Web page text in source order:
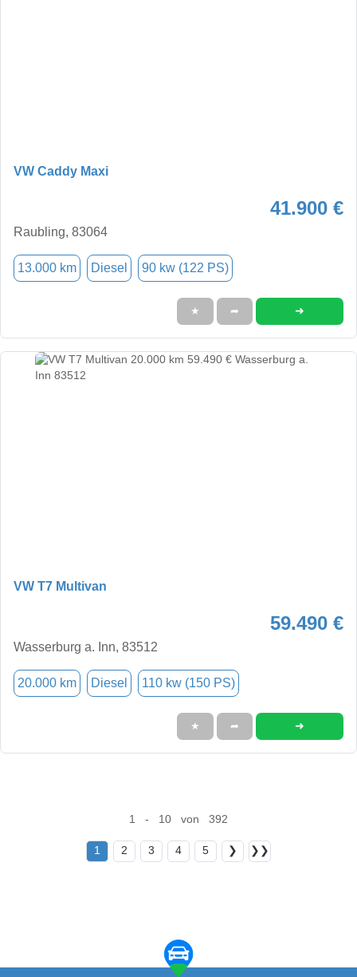
VW Caddy Maxi
41.900 €
Raubling, 83064
13.000 km Diesel 90 kw (122 PS)
★ ➦ ➜
VW T7 Multivan
59.490 €
Wasserburg a. Inn, 83512
20.000 km Diesel 110 kw (150 PS)
★ ➦ ➜
1 - 10 von 392
1 2 3 4 5 ❯ ❯❯